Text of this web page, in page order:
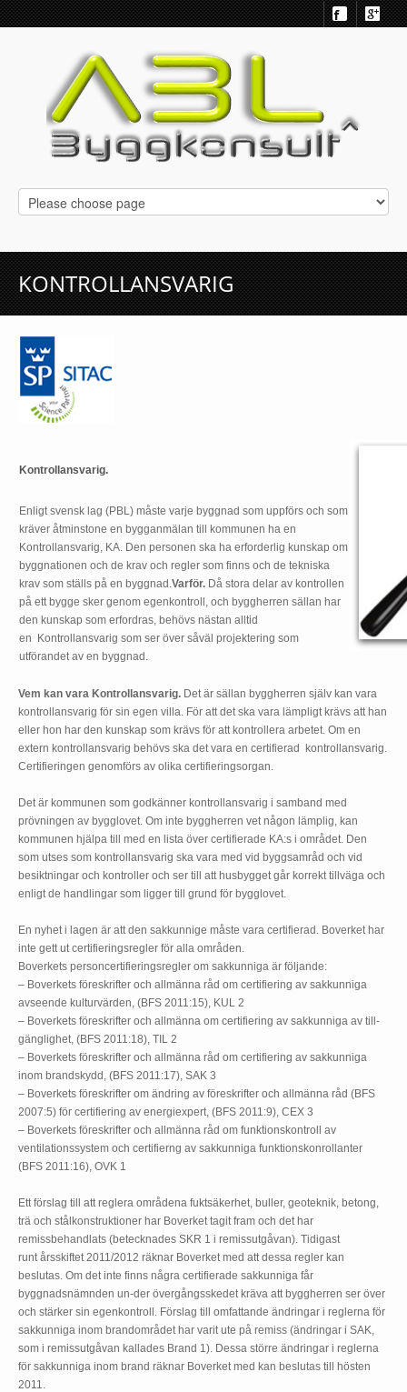
KONTROLLANSVARIG
Kontrollansvarig.
Enligt svensk lag (PBL) måste varje byggnad som uppförs och som
kräver åtminstone en bygganmälan till kommunen ha en
Kontrollansvarig, KA. Den personen ska ha erforderlig kunskap om
byggnationen och de krav och regler som finns och de tekniska
krav som ställs på en byggnad.Varför. Då stora delar av kontrollen
på ett bygge sker genom egenkontroll, och byggherren sällan har
den kunskap som erfordras, behövs nästan alltid
en Kontrollansvarig som ser över såväl projektering som
utförandet av en byggnad.
Vem kan vara Kontrollansvarig. Det är sällan byggherren själv kan vara
kontrollansvarig för sin egen villa. För att det ska vara lämpligt krävs att han
eller hon har den kunskap som krävs för att kontrollera arbetet. Om en
extern kontrollansvarig behövs ska det vara en certifierad kontrollansvarig.
Certifieringen genomförs av olika certifieringsorgan.
Det är kommunen som godkänner kontrollansvarig i samband med
prövningen av bygglovet. Om inte byggherren vet någon lämplig, kan
kommunen hjälpa till med en lista över certifierade KA:s i området. Den
som utses som kontrollansvarig ska vara med vid byggsamråd och vid
besiktningar och kontroller och ser till att husbygget går korrekt tillväga och
enligt de handlingar som ligger till grund för bygglovet.
En nyhet i lagen är att den sakkunnige måste vara certifierad. Boverket har
inte gett ut certifieringsregler för alla områden.
Boverkets personcertifieringsregler om sakkunniga är följande:
– Boverkets föreskrifter och allmänna råd om certifiering av sakkunniga
avseende kulturvärden, (BFS 2011:15), KUL 2
– Boverkets föreskrifter och allmänna om certifiering av sakkunniga av till-
gänglighet, (BFS 2011:18), TIL 2
– Boverkets föreskrifter och allmänna råd om certifiering av sakkunniga
inom brandskydd, (BFS 2011:17), SAK 3
– Boverkets föreskrifter om ändring av föreskrifter och allmänna råd (BFS
2007:5) för certifiering av energiexpert, (BFS 2011:9), CEX 3
– Boverkets föreskrifter och allmänna råd om funktionskontroll av
ventilationssystem och certifierng av sakkunniga funktionskonrollanter
(BFS 2011:16), OVK 1
Ett förslag till att reglera områdena fuktsäkerhet, buller, geoteknik, betong,
trä och stålkonstruktioner har Boverket tagit fram och det har
remissbehandlats (betecknades SKR 1 i remissutgåvan). Tidigast
runt årsskiftet 2011/2012 räknar Boverket med att dessa regler kan
beslutas. Om det inte finns några certifierade sakkunniga får
byggnadsnämnden un-der övergångsskedet kräva att byggherren ser över
och stärker sin egenkontroll. Förslag till omfattande ändringar i reglerna för
sakkunniga inom brandområdet har varit ute på remiss (ändringar i SAK,
som i remissutgåvan kallades Brand 1). Dessa större ändringar i reglerna
för sakkunniga inom brand räknar Boverket med kan beslutas till hösten
2011.